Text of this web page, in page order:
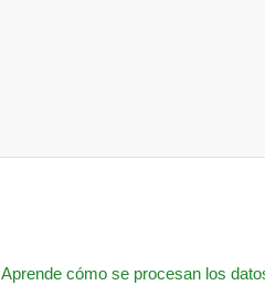
Aprende cómo se procesan los